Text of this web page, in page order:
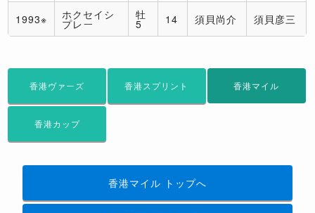
1993※ ホクセイシ
プレー
牡
5 14 須貝尚介 須貝彦三
香港ヴァーズ 香港スプリント 香港マイル
香港カップ
香港マイル トップへ